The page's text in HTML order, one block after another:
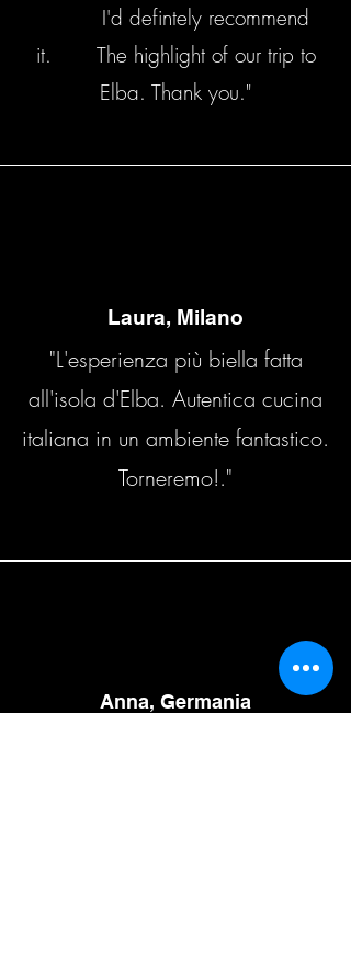
I'd defintely recommend
it. The highlight of our trip to
Elba. Thank you."
Laura, Milano
"L'esperienza più biella fatta
all'isola d'Elba. Autentica cucina
italiana in un ambiente fantastico.
Torneremo!."
Anna, Germania